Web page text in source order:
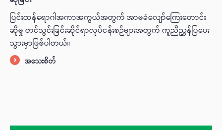
ပြင်းထန်ရောဂါအကာအကွယ်အတွက် အာမခံလျော်ကြေးတောင်း
ဆိုမှု တင်သွင်းခြင်းဆိုင်ရာလုပ်ငန်းစဉ်များအတွက် ကူညီညွှန်ပြပေး
သွားမှာဖြစ်ပါတယ်။
အသေးစိတ်